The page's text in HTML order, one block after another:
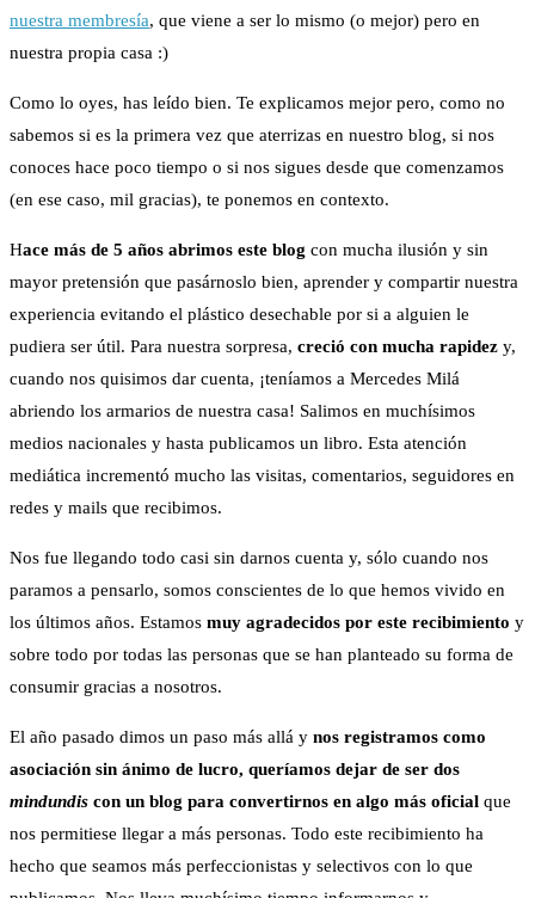
nuestra membresía, que viene a ser lo mismo (o mejor) pero en
nuestra propia casa :)
Como lo oyes, has leído bien. Te explicamos mejor pero, como no
sabemos si es la primera vez que aterrizas en nuestro blog, si nos
conoces hace poco tiempo o si nos sigues desde que comenzamos
(en ese caso, mil gracias), te ponemos en contexto.
Hace más de 5 años abrimos este blog con mucha ilusión y sin
mayor pretensión que pasárnoslo bien, aprender y compartir nuestra
experiencia evitando el plástico desechable por si a alguien le
pudiera ser útil. Para nuestra sorpresa, creció con mucha rapidez y,
cuando nos quisimos dar cuenta, ¡teníamos a Mercedes Milá
abriendo los armarios de nuestra casa! Salimos en muchísimos
medios nacionales y hasta publicamos un libro. Esta atención
mediática incrementó mucho las visitas, comentarios, seguidores en
redes y mails que recibimos.
Nos fue llegando todo casi sin darnos cuenta y, sólo cuando nos
paramos a pensarlo, somos conscientes de lo que hemos vivido en
los últimos años. Estamos muy agradecidos por este recibimiento y
sobre todo por todas las personas que se han planteado su forma de
consumir gracias a nosotros.
El año pasado dimos un paso más allá y nos registramos como
asociación sin ánimo de lucro, queríamos dejar de ser dos
mindundis con un blog para convertirnos en algo más oficial que
nos permitiese llegar a más personas. Todo este recibimiento ha
hecho que seamos más perfeccionistas y selectivos con lo que